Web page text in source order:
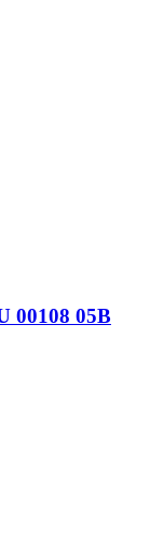
00108 05B